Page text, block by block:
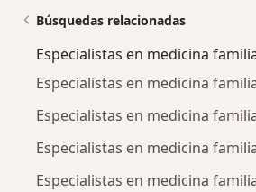
Búsquedas relacionadas
Especialistas en medicina
Especialistas en medicina
Especialistas en medicina
Especialistas en medicina
Especialistas en medicina